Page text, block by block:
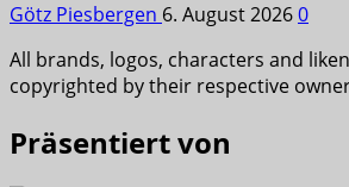
Götz Piesbergen 6. August 20260
All brands, logos, characters and
copyrighted by their respective
Präsentiert von